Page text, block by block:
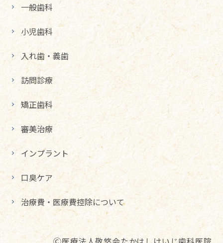
一般歯科
小児歯科
入れ歯・義歯
訪問診療
矯正歯科
審美治療
インプラント
口臭ケア
治療費・医療費控除について